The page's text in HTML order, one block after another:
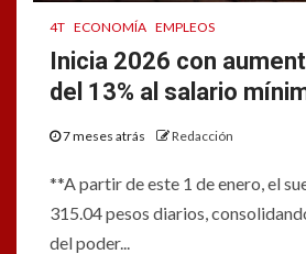
4T ECONOMÍA EMPLEOS
Inicia 2026 con
del 13% al salario
7 meses atrás Redacción
**A partir de este 1 de enero, el
315.04 pesos diarios,
del poder...